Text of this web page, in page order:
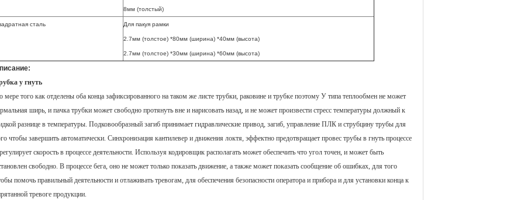
8мм (толстый)
сталь Для пакуя рамки
2.7мм (толстое) *80мм (ширина) *40мм (высота)
2.7мм (толстое) *30мм (ширина) *60мм (высота)
у гнуть
мере того как отделены оба конца зафиксированного на таком же листе трубки, раковине и трубке поэтому У типа теплообмен не может
ширь, и пачка трубки может свободно протянуть вне и нарисовать назад, и не может произвести стресс температуры должный к
разнице в температуры. Подковообразный загиб принимает гидравлические привод, загиб, управление ПЛК и струбцину трубы для
чтобы завершить автоматически. Синхронизация кантилевер и движения локтя, эффектно предотвращает провес трубы в гнуть процессе
скорость в процессе деятельности. Используя кодировщик располагать может обеспечить что угол точен, и может быть
свободно. В процессе бега, оно не может только показать движение, а также может показать сообщение об ошибках, для того
помочь правильный деятельности и отлаживать тревогам, для обеспечения безопасности оператора и прибора и для установки конца к
тревоге продукции.